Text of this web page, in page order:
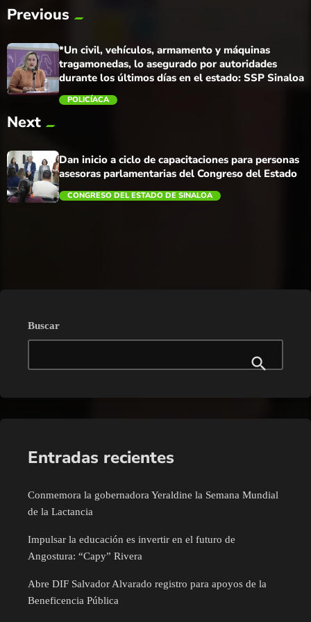
Previous
*Un civil, vehículos, armamento y máquinas
tragamonedas, lo asegurado por autoridades
durante los últimos días en el estado: SSP Sinaloa
POLICÍACA
Next
Dan inicio a ciclo de capacitaciones para personas
asesoras parlamentarias del Congreso del Estado
CONGRESO DEL ESTADO DE SINALOA
Buscar
Entradas recientes
Conmemora la gobernadora Yeraldine la Semana Mundial
de la Lactancia
Impulsar la educación es invertir en el futuro de
Angostura: “Capy” Rivera
Abre DIF Salvador Alvarado registro para apoyos de la
Beneficencia Pública